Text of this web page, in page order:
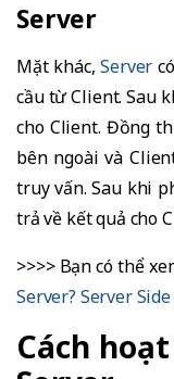
Server
Mặt khác,Server
cầu từ Client. Sau
cho Client. Đồng
bên ngoài và
truy vấn. Sau khi
trả về kết quả cho
>>>> Bạn có thể
Server? Server Side
Cách